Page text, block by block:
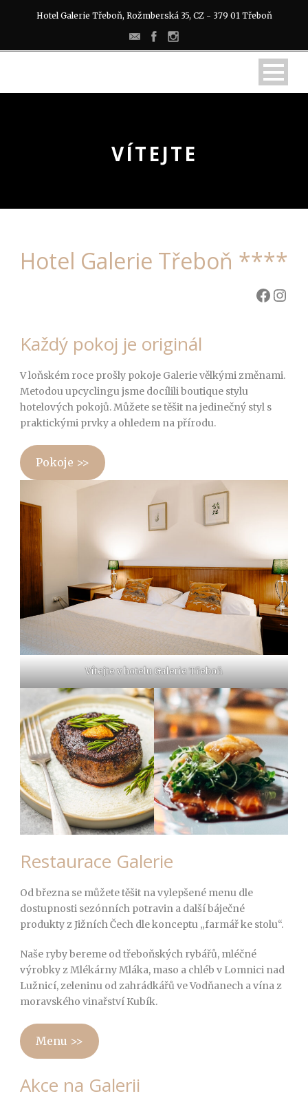
Hotel Galerie Třeboň, Rožmberská 35, CZ - 379 01 Třeboň
VÍTEJTE
Hotel Galerie Třeboň ****
Facebook Instagram
Každý pokoj je originál
V loňském roce prošly pokoje Galerie vělkými změnami.
Metodou upcyclingu jsme docílili boutique stylu
hotelových pokojů. Můžete se těšit na jedinečný styl s
praktickými prvky a ohledem na přírodu.
Pokoje >>
Vítejte v hotelu Galerie Třeboň
Restaurace Galerie
Od března se můžete těšit na vylepšené menu dle
dostupnosti sezónních potravin a další báječné
produkty z Jižních Čech dle konceptu „farmář ke stolu“.
Naše ryby bereme od třeboňských rybářů, mléčné
výrobky z Mlékárny Mláka, maso a chléb v Lomnici nad
Lužnicí, zeleninu od zahrádkářů ve Vodňanech a vína z
moravského vinařství Kubík.
Menu >>
Akce na Galerii